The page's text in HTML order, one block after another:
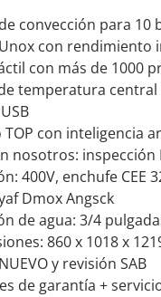
convección para 10
con rendimiento
con más de 1000
temperatura central
TOP con inteligencia
nosotros: inspección
400V, enchufe CEE
Dmox Angsck
de agua: 3/4
860 x 1018 x
y revisión SAB
de garantía +